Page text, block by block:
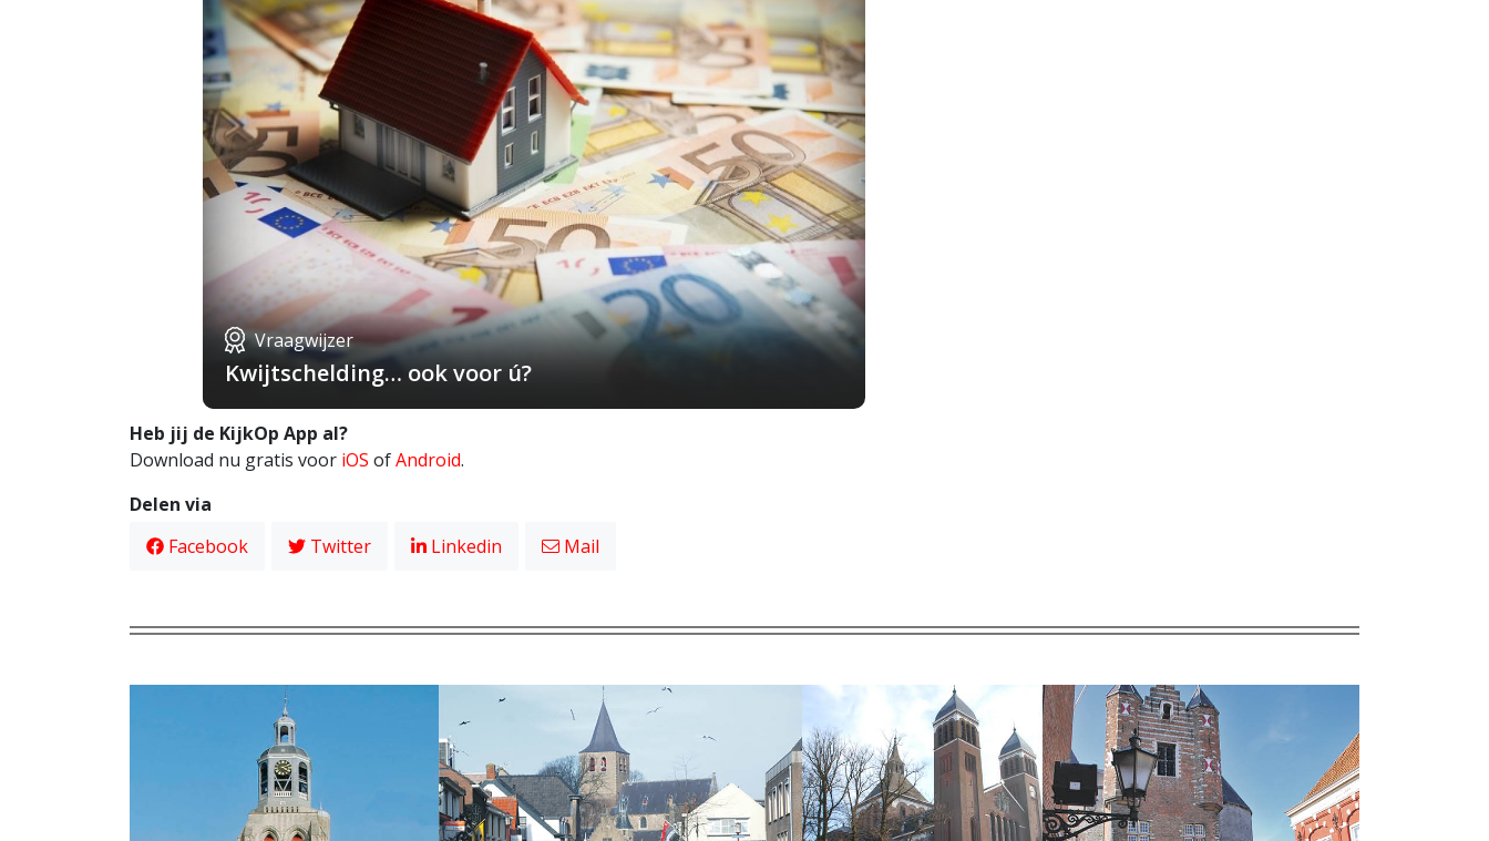
Vraagwijzer
Kwijtschelding… ook voor ú?
Heb jij de KijkOp App al?
Download nu gratis voor iOS ofAndroid.
Delen via
Facebook
Twitter Linkedin Mail